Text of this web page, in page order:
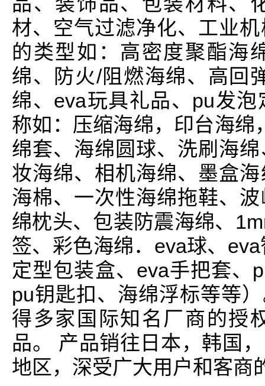
材、空气过滤净化、工业
的类型如：高密度聚酯海
绵、防火/阻燃海绵、高回
绵、eva玩具礼品、pu发
称如：压缩海绵，印台海绵
绵套、海绵圆球、洗刷海
妆海绵、相机海绵、墨盒
海棉、一次性海绵拖鞋、
绵枕头、包装防震海绵、
签、彩色海绵．eva球、
定型包装盒、eva手把套、
pu钥匙扣、海绵浮标等等
得多家国际知名厂商的授
品。 产品销往日本，韩国
地区，深受广大用户和客商